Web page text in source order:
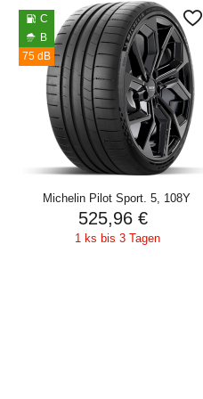
C
B
75 dB
Michelin Pilot Sport. 5, 108Y
525,96 €
1 ks bis 3 Tagen